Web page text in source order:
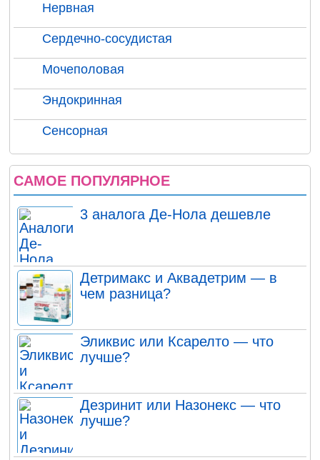
Нервная
Сердечно-сосудистая
Мочеполовая
Эндокринная
Сенсорная
САМОЕ ПОПУЛЯРНОЕ
3 аналога Де-Нола дешевле
Детримакс и Аквадетрим — в
чем разница?
Эликвис или Ксарелто — что
лучше?
Дезринит или Назонекс — что
лучше?